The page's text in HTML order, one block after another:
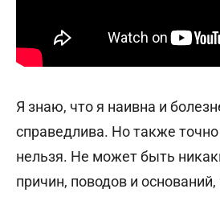
Я знаю, что я наивна и
справедлива. Но также
нельзя. Не может быть
причин, поводов и